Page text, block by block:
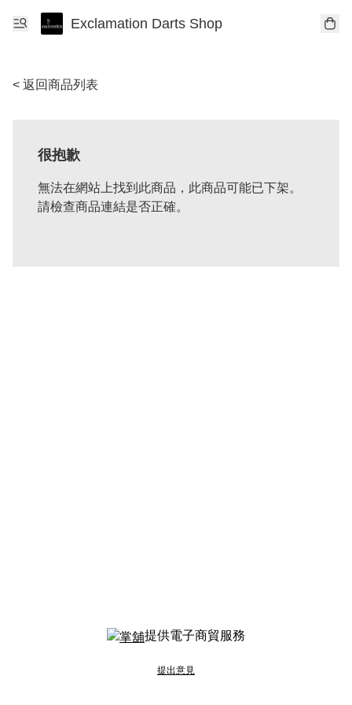
Exclamation Darts Shop
< 返回商品列表
很抱歉
無法在網站上找到此商品，此商品可能已下架。
請檢查商品連結是否正確。
提供電子商貿服務
提出意見